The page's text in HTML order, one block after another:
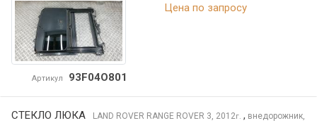
Артикул 93F04O801
Цена по запросу
СТЕКЛО ЛЮКА LAND ROVER RANGE ROVER 3, 2012г. , внедорожник,